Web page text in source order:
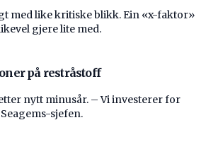
med like kritiske blikk. Ein «x-faktor»
gjere lite med.
på restråstoff
nytt minusår. – Vi investerer for
sjefen.